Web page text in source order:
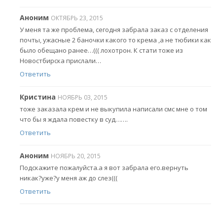
Аноним ОКТЯБРЬ 23, 2015
У меня та же проблема, сегодня забрала заказ с отделения
почты, ужасные 2 баночки какого то крема ,а не тюбики как
было обещано ранее…((( лохотрон. К стати тоже из
Новостбирска прислали…
Ответить
Кристина НОЯБРЬ 03, 2015
тоже заказала крем и не выкупила написали смс мне о том
что бы я ждала повестку в суд…….
Ответить
Аноним НОЯБРЬ 20, 2015
Подскажите пожалуйста.а я вот забрала его.вернуть
никак?уже?у меня аж до слез(((
Ответить